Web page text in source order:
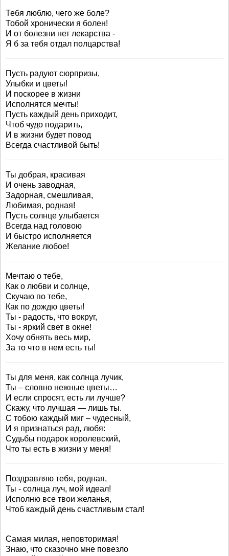
Тебя люблю, чего же боле?
Тобой хронически я болен!
И от болезни нет лекарства -
Я б за тебя отдал полцарства!
Пусть радуют сюрпризы,
Улыбки и цветы!
И поскорее в жизни
Исполнятся мечты!
Пусть каждый день приходит,
Чтоб чудо подарить,
И в жизни будет повод
Всегда счастливой быть!
Ты добрая, красивая
И очень заводная,
Задорная, смешливая,
Любимая, родная!
Пусть солнце улыбается
Всегда над головою
И быстро исполняется
Желание любое!
Мечтаю о тебе,
Как о любви и солнце,
Скучаю по тебе,
Как по дождю цветы!
Ты - радость, что вокруг,
Ты - яркий свет в окне!
Хочу обнять весь мир,
За то что в нем есть ты!
Ты для меня, как солнца лучик,
Ты – словно нежные цветы…
И если спросят, есть ли лучше?
Скажу, что лучшая — лишь ты.
С тобою каждый миг – чудесный,
И я признаться рад, любя:
Судьбы подарок королевский,
Что ты есть в жизни у меня!
Поздравляю тебя, родная,
Ты - солнца луч, мой идеал!
Исполню все твои желанья,
Чтоб каждый день счастливым стал!
Самая милая, неповторимая!
Знаю, что сказочно мне повезло